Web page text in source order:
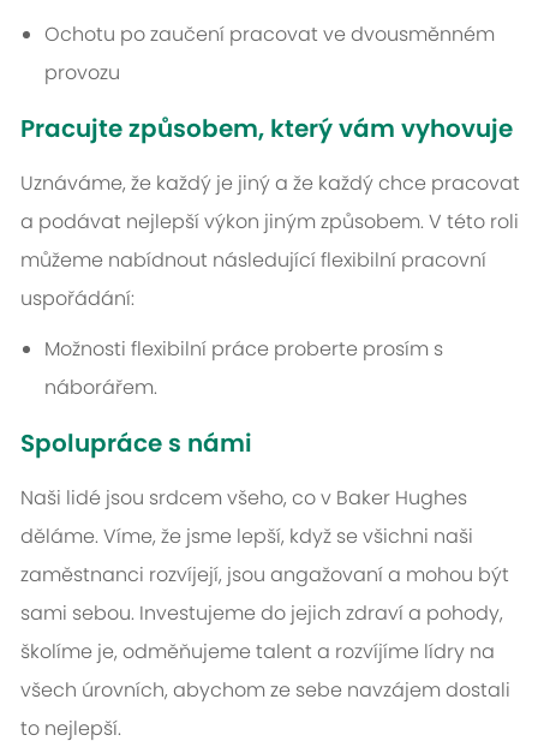
Ochotu po zaučení pracovat vedvousměnném
provozu
Pracujte způsobem, který vám vyhovuje
Uznáváme, že každý je jiný a že každý chce pracovat
a podávat nejlepší výkon jiným způsobem. V této roli
můžeme nabídnout následující flexibilní pracovní
uspořádání:
Možnosti flexibilní práce proberte prosím s
náborářem.
Spolupráce s námi
Naši lidé jsou srdcem všeho, co v Baker Hughes
děláme. Víme, že jsme lepší, když se všichni naši
zaměstnanci rozvíjejí, jsou angažovaní a mohou být
sami sebou. Investujeme do jejich zdraví a pohody,
školíme je, odměňujeme talent a rozvíjíme lídry na
všech úrovních, abychom ze sebe navzájem dostali
to nejlepší.